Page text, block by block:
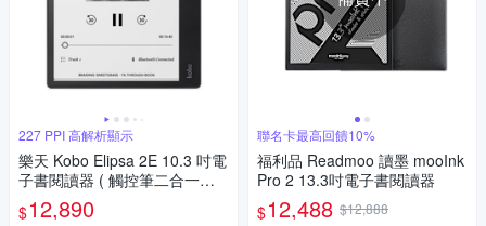
227 PPI 高解析顯示
樂天 Kobo Elipsa 2E 10.3 吋電
子書閱讀器 ( 觸控筆二合一套
組 )
$12,890
聯名卡最高回饋10%
福利品 Readmoo 讀墨 mooInk
Pro 2 13.3吋電子書閱讀器
$12,488 $12,888